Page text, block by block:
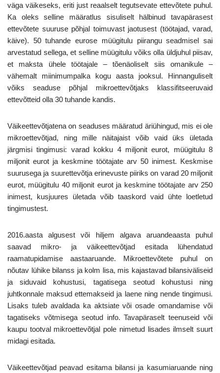
väga väikeseks, eriti just reaalselt tegutsevate ettevõtete puhul.
Ka oleks selline määratlus sisuliselt hälbinud tavapärasest
ettevõtete suuruse põhjal toimuvast jaotusest (töötajad, varad,
käive). 50 tuhande eurose müügitulu piirangu seadmisel sai
arvestatud sellega, et selline müügitulu võiks olla üldjuhul piisav,
et maksta ühele töötajale – tõenäoliselt siis omanikule –
vähemalt miinimumpalka kogu aasta jooksul. Hinnanguliselt
võiks seaduse põhjal mikroettevõtjaks klassifitseeruvaid
ettevõtteid olla 30 tuhande kandis.
Väikeettevõtjatena on seaduses määratud äriühingud, mis ei ole
mikroettevõtjad, ning mille näitajaist võib vaid üks ületada
järgmisi tingimusi: varad kokku 4 miljonit eurot, müügitulu 8
miljonit eurot ja keskmine töötajate arv 50 inimest. Keskmise
suurusega ja suurettevõtja erinevuste piiriks on varad 20 miljonit
eurot, müügitulu 40 miljonit eurot ja keskmine töötajate arv 250
inimest, kusjuures ületada võib taaskord vaid ühte loetletud
tingimustest.
2016.aasta algusest või hiljem algava aruandeaasta puhul
saavad mikro- ja väikeettevõtjad esitada lühendatud
raamatupidamise aastaaruande. Mikroettevõtete puhul on
nõutav lühike bilanss ja kolm lisa, mis kajastavad bilansiväliseid
ja siduvaid kohustusi, tagatisega seotud kohustusi ning
juhtkonnale maksud ettemakseid ja laene ning nende tingimusi.
Lisaks tuleb avaldada ka aktsiate või osade omandamise või
tagatiseks võtmisega seotud info. Tavapäraselt teenuseid või
kaupu tootval mikroettevõtjal pole nimetud lisades ilmselt suurt
midagi esitada.
Väikeettevõtjad peavad esitama bilansi ja kasumiaruande ning